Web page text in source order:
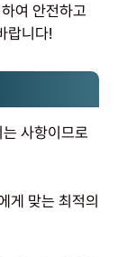
여 안전하고
랍니다!
사항이므로
게 맞는 최적의